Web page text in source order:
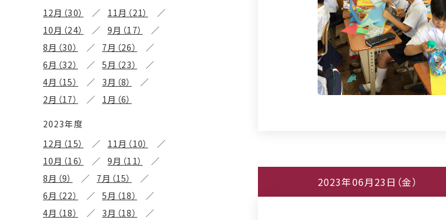
2023年06月23日（金）
12月（30）
11月（21）
10月（24）
9月（17）
8月（30）
7月（26）
6月（32）
5月（23）
4月（15）
3月（8）
2月（17）
1月（6）
2023年度
12月（15）
11月（10）
10月（16）
9月（11）
8月（9）
7月（15）
6月（22）
5月（18）
4月（18）
3月（18）